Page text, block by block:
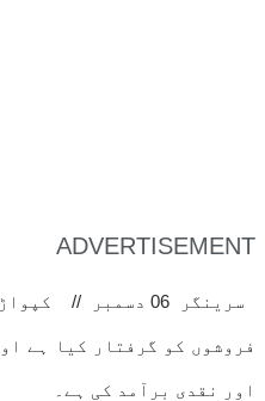
ADVERTISEMENT
سرینگر 06 دسمبر
فروشوں کو گرفتار کیا ہے
اور نقدی برآمد کی ہے۔